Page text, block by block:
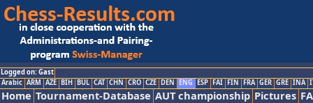
Logged on: Gast
Arabic ARM AZE BIH BUL CAT CHN CRO CZE DEN ENG ESP FAI FIN FRA GER GRE INA
Home Tournament-Database AUT championship Pictures